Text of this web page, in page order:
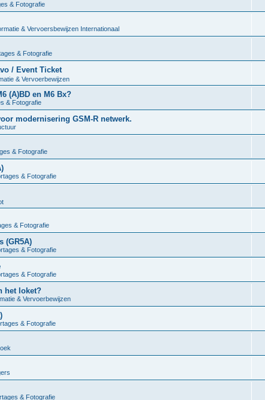
& Fotografie
& Vervoersbewijzen Internationaal
& Fotografie
/ Event Ticket
& Vervoerbewijzen
(A)BD en M6 Bx?
& Fotografie
modernisering GSM-R netwerk.
& Fotografie
& Fotografie
& Fotografie
(GR5A)
& Fotografie
& Fotografie
het loket?
& Vervoerbewijzen
& Fotografie
& Fotografie